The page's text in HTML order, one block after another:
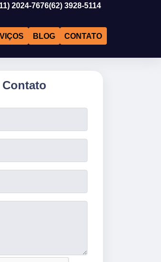
2024-7676(62) 3928-5114
BLOG CONTATO